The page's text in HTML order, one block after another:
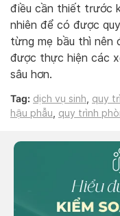
điều cần thiết trước
nhiên để có được
từng mẹ bầu thì nên
được thực hiện các
sâu hơn.
Tag: dịch vụ sinh quy
hậu phẫu
quy trình